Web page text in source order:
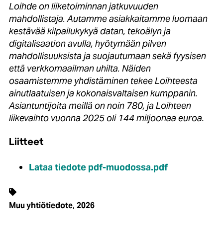
Loihde on liiketoiminnan jatkuvuuden
mahdollistaja. Autamme asiakkaitamme luomaan
kestävää kilpailukykyä datan, tekoälyn ja
digitalisaation avulla, hyötymään pilven
mahdollisuuksista ja suojautumaan sekä fyysisen
että verkkomaailman uhilta. Näiden
osaamistemme yhdistäminen tekee Loihteesta
ainutlaatuisen ja kokonaisvaltaisen kumppanin.
Asiantuntijoita meillä on noin 780, ja Loihteen
liikevaihto vuonna 2025 oli 144 miljoonaa euroa.
Liitteet
Lataa tiedote pdf-muodossa.pdf
Muu yhtiötiedote, 2026